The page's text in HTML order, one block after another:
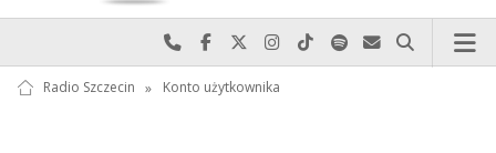
Najlepiej po prostu do nas zadzwoń
Odwiedź nas na Facebook-u
Odwiedź nas na X
Odwiedź nas na Instagram-ie
Odwiedź nas na TikTok-u
Szukaj nas na Spotify
Wyślij do nas
Szukaj
Radio Szczecin » Konto użytkownika